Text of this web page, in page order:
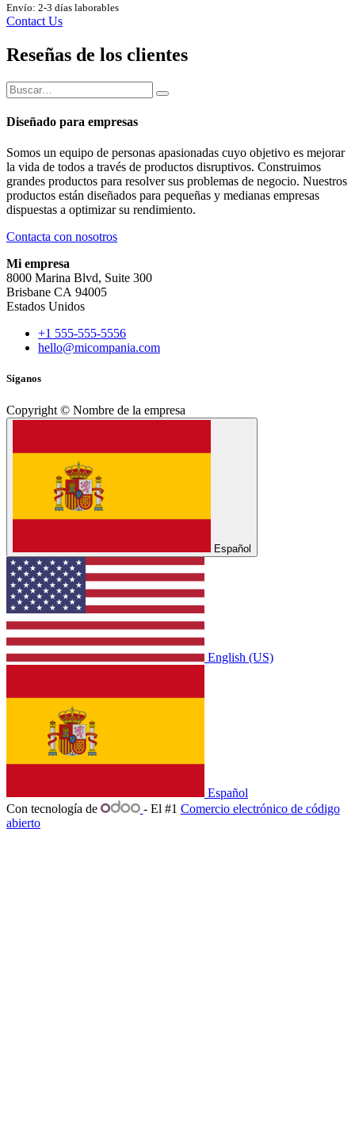
Envío: 2-3 días laborables
Contact Us
Reseñas de los clientes
Diseñado para empresas
Somos un equipo de personas apasionadas cuyo objetivo es mejorar
la vida de todos a través de productos disruptivos. Construimos
grandes productos para resolver sus problemas de negocio. Nuestros
productos están diseñados para pequeñas y medianas empresas
dispuestas a optimizar su rendimiento.
Contacta con nosotros
Mi empresa
8000 Marina Blvd, Suite 300
Brisbane CA 94005
Estados Unidos
+1 555-555-5556
hello@micompania.com
Síganos
Copyright © Nombre de la empresa
Español
English (US)
Español
Con tecnología de
- El #1 Comercio electrónico de código
abierto